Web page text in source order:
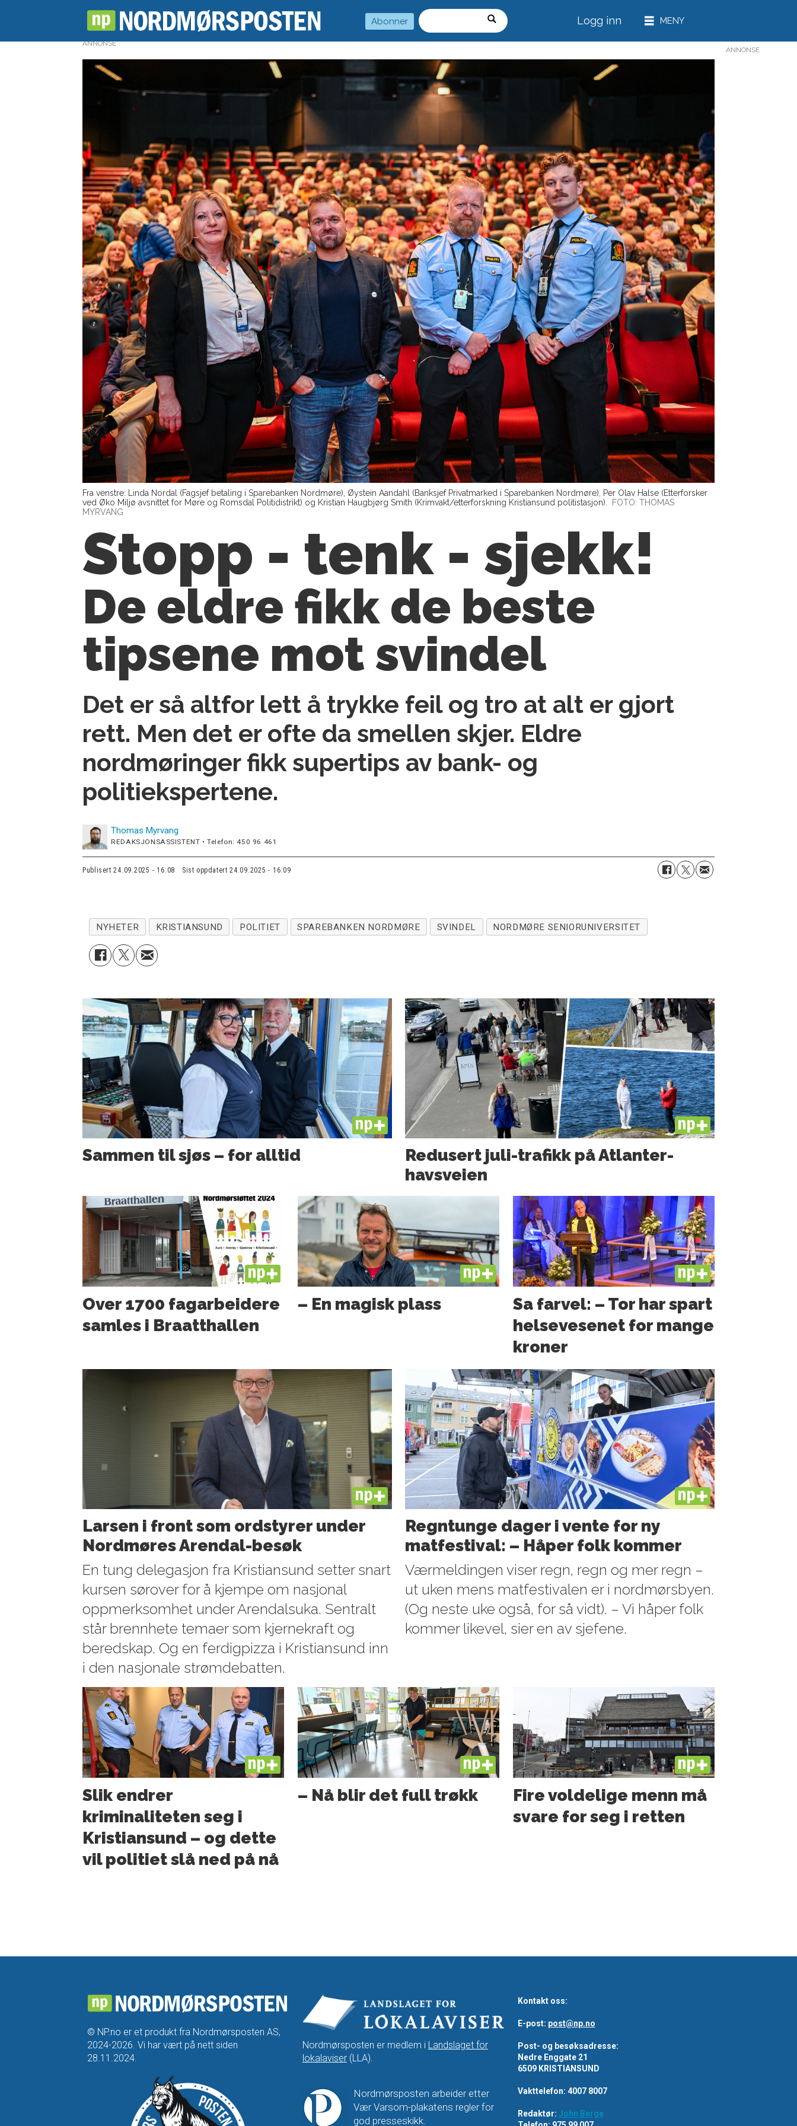
Abonner
Søk
Logg inn
ANNONSE
Fra venstre: Linda Nordal (Fagsjef betaling i Sparebanken Nordmøre), Øystein Aandahl (Banksjef Privatmarked i Sparebanken Nordmøre), Per Olav Halse (Etterforsker
ved Øko Miljø avsnittet for Møre og Romsdal Politidistrikt) og Kristian Haugbjørg Smith (Krimvakt/etterforskning Kristiansund politistasjon).
FOTO: THOMAS
MYRVANG
Stopp - tenk - sjekk!
De eldre fikk de beste
tipsene mot svindel
Det er så altfor lett å trykke feil og tro at alt er gjort
rett. Men det er ofte da smellen skjer. Eldre
nordmøringer fikk supertips av bank- og
politiekspertene.
Thomas Myrvang
REDAKSJONSASSISTENT • Telefon: 450 96 461
Publisert 24.09.2025 - 16:08 Sist oppdatert 24.09.2025 - 16:09
NYHETER KRISTIANSUND POLITIET SPAREBANKEN NORDMØRE SVINDEL NORDMØRE SENIORUNIVERSITET
PLUS
Sammen til sjøs – for alltid
PLUS
Redusert juli-trafikk på Atlanter­
havsveien
PLUS
Over 1700 fagarbeidere
samles i Braatthallen
PLUS
– En magisk plass
PLUS
Sa farvel: – Tor har spart
helsevesenet for mange
kroner
PLUS
Larsen i front som ordstyrer under
Nordmøres Arendal-besøk
En tung delegasjon fra Kristiansund setter snart
kursen sørover for å kjempe om nasjonal
oppmerksomhet under Arendalsuka. Sentralt
står brennhete temaer som kjernekraft og
beredskap. Og en ferdigpizza i Kristiansund inn
i den nasjonale strømdebatten.
PLUS
Regntunge dager i vente for ny
matfestival: – Håper folk kommer
Værmeldingen viser regn, regn og mer regn –
ut uken mens matfestivalen er i nordmørsbyen.
(Og neste uke også, for så vidt). – Vi håper folk
kommer likevel, sier en av sjefene.
PLUS
Slik endrer
kriminaliteten seg i
Kristiansund – og dette
vil politiet slå ned på nå
PLUS
– Nå blir det full trøkk
PLUS
Fire voldelige menn må
svare for seg i retten
ANNONSE
© NP.no er et produkt fra Nordmørsposten AS,
2024-2026. Vi har vært på nett siden
28.11.2024.
Nordmørsposten er medlem i Landslaget for
lokalaviser(LLA).
Nordmørsposten arbeider etter
Vær Varsom-plakatens regler for
god presseskikk.
Kontakt oss:
E-post: post@np.no
Post- og besøksadresse:
Nedre Enggate 21
6509 KRISTIANSUND
Vakttelefon: 4007 8007
Redaktør: John Berge